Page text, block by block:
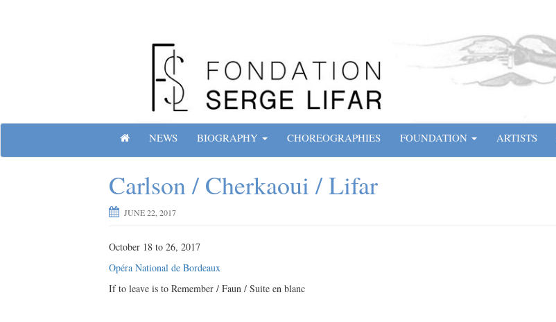
Site officiel de la Fondation Serge Lifar
H
NEWS BIOGRAPHY CHOREOGRAPHIES FOUNDATION ARTISTS
Carlson / Cherkaoui / Lifar
JUNE 22, 2017
October 18 to 26, 2017
Opéra National de Bordeaux
If to leave is to Remember / Faun / Suite en blanc